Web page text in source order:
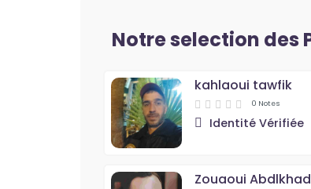
Notre selection des
kahlaoui tawfik
0 Notes
Identité Vérifiée
Zouaoui